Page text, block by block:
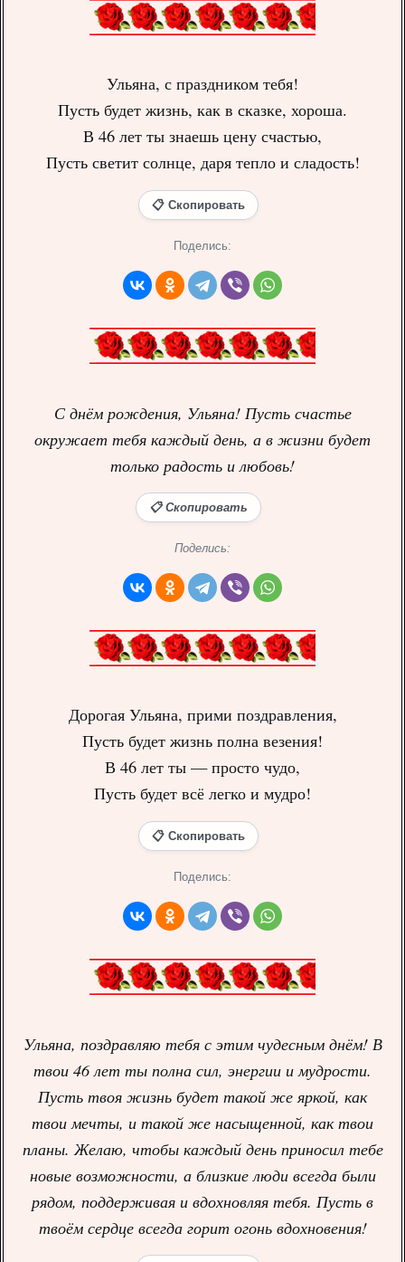
Ульяна, с праздником тебя!
Пусть будет жизнь, как в сказке, хороша.
В 46 лет ты знаешь цену счастью,
Пусть светит солнце, даря тепло и сладость!
📋 Скопировать
Поделись:
С днём рождения, Ульяна! Пусть счастье
окружает тебя каждый день, а в жизни будет
только радость и любовь!
📋 Скопировать
Поделись:
Дорогая Ульяна, прими поздравления,
Пусть будет жизнь полна везения!
В 46 лет ты — просто чудо,
Пусть будет всё легко и мудро!
📋 Скопировать
Поделись:
Ульяна, поздравляю тебя с этим чудесным днём! В
твои 46 лет ты полна сил, энергии и мудрости.
Пусть твоя жизнь будет такой же яркой, как
твои мечты, и такой же насыщенной, как твои
планы. Желаю, чтобы каждый день приносил тебе
новые возможности, а близкие люди всегда были
рядом, поддерживая и вдохновляя тебя. Пусть в
твоём сердце всегда горит огонь вдохновения!